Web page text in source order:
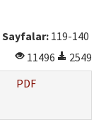
Sayfalar: 119-140
11496
2549
PDF